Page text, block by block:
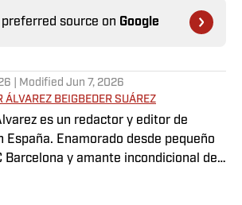
source on Google
| Modified Jun 7, 2026
ÁLVAREZ BEIGBEDER SUÁREZ
es un redactor y editor de
España. Enamorado desde pequeño
Barcelona y amante incondicional de
y ver un partido. Cualquier partido